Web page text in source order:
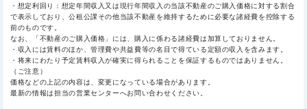
・想定利回り：想定年間収入又は現行年間収入の当該不動産のご購入価格に対する割合
で表示しており、公租公課その他当該不動産を維持するために必要な諸経費を控除する
前のものです。
なお、「不動産のご購入価格」には、購入に係わる諸経費は加算しておりません。
・収入には賃料のほか、管理費や共益費等の名目で得ている定額の収入を含みます。
・将来にわたり予定賃料収入が確実に得られることを保証するものではありません。
（ご注意）
価格などの上記の内容は、変更になっている場合があります。
最新の情報は担当の営業センターへお問い合わせください。